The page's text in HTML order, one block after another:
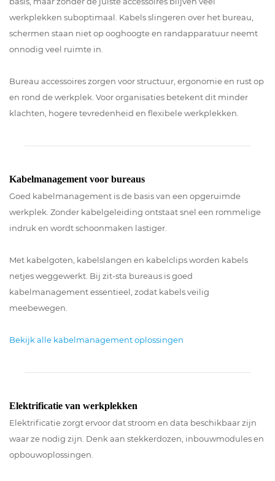
werkplekken suboptimaal. Kabels slingeren over het bureau,
schermen staan niet op ooghoogte en randapparatuur neemt
onnodig veel ruimte in.
Bureau accessoires zorgen voor structuur, ergonomie en rust op
en rond de werkplek. Voor organisaties betekent dit minder
klachten, hogere tevredenheid en flexibele werkplekken.
Kabelmanagement voor bureaus
Goed kabelmanagement is de basis van een opgeruimde
werkplek. Zonder kabelgeleiding ontstaat snel een rommelige
indruk en wordt schoonmaken lastiger.
Met kabelgoten, kabelslangen en kabelclips worden kabels
netjes weggewerkt. Bij zit-sta bureaus is goed
kabelmanagement essentieel, zodat kabels veilig
meebewegen.
Bekijk alle kabelmanagement oplossingen
Elektrificatie van werkplekken
Elektrificatie zorgt ervoor dat stroom en data beschikbaar zijn
waar ze nodig zijn. Denk aan stekkerdozen, inbouwmodules en
opbouwoplossingen.